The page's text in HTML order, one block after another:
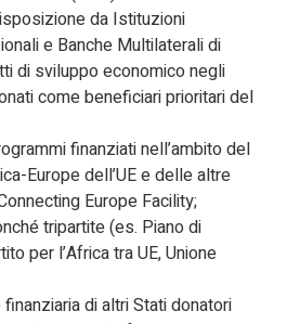
da Istituzioni
e Banche Multilaterali di
di sviluppo economico negli
come beneficiari prioritari del
finanziati nell’ambito del
Europe dell’UE e delle altre
Europe Facility;
tripartite (es. Piano di
per l’Africa tra UE, Unione
di altri Stati donatori